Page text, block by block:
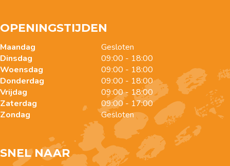
OPENINGSTIJDEN
Maandag
Dinsdag
Woensdag
Donderdag
Vrijdag
Zaterdag
Zondag
Gesloten
09:00 - 18:00
09:00 - 18:00
09:00 - 18:00
09:00 - 18:00
09:00 - 17:00
Gesloten
SNEL NAAR